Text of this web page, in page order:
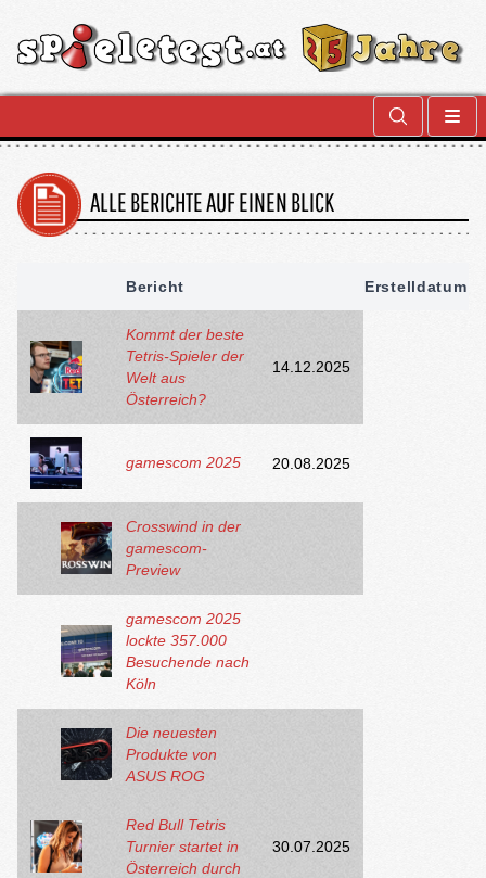
ALLE BERICHTE AUF EINEN BLICK
Bericht Erstelldatum
Kommt der beste
Tetris-Spieler der
Welt aus
Österreich?
14.12.2025
gamescom 2025 20.08.2025
Crosswind in der
gamescom-
Preview
gamescom 2025
lockte 357.000
Besuchende nach
Köln
Die neuesten
Produkte von
ASUS ROG
Red Bull Tetris
Turnier startet in
Österreich durch
30.07.2025